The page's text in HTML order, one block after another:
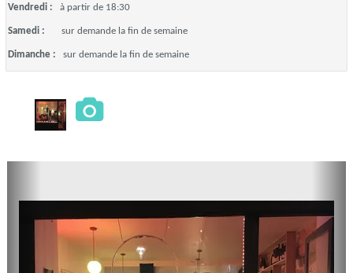
Vendredi : à partir de 18:30
Samedi : sur demande la fin de semaine
Dimanche : sur demande la fin de semaine